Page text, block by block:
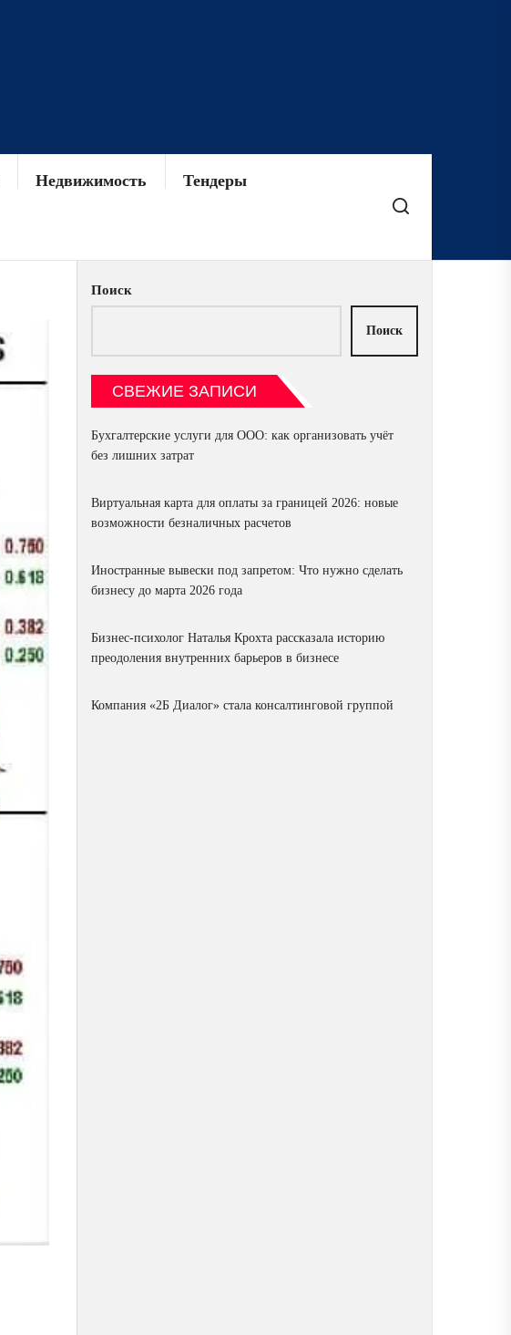
Недвижимость Тендеры
Поиск
Поиск
СВЕЖИЕ ЗАПИСИ
Бухгалтерские услуги для ООО: как организовать учёт
без лишних затрат
Виртуальная карта для оплаты за границей 2026: новые
возможности безналичных расчетов
Иностранные вывески под запретом: Что нужно сделать
бизнесу до марта 2026 года
Бизнес-психолог Наталья Крохта рассказала историю
преодоления внутренних барьеров в бизнесе
Компания «2Б Диалог» стала консалтинговой группой